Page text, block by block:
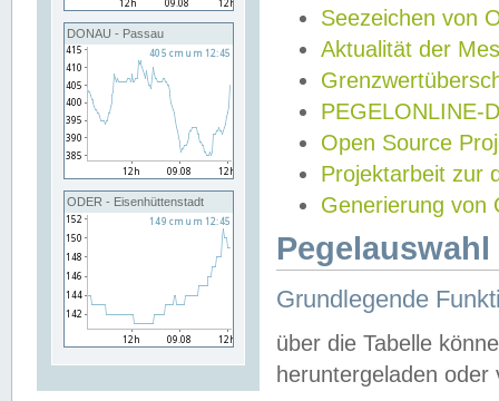
DONAU - Passau
ODER - Eisenhüttenstadt
Seezeichen von
Aktualität der
PEGELONLINE-
Open Source
Projektarbeit zur
Generierung von
Grundlegende
über die Tabelle
heruntergeladen oder